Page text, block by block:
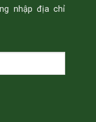
nhập địa chỉ